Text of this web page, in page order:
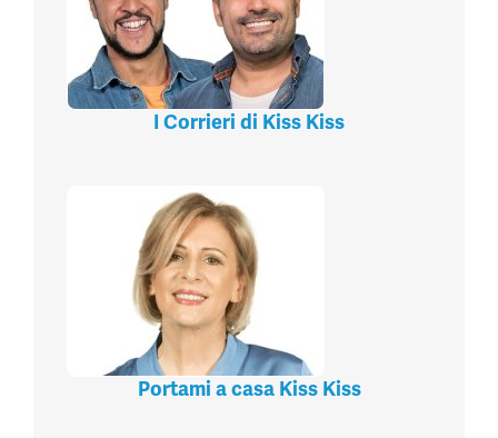
I Corrieri di Kiss Kiss
Portami a casa Kiss Kiss